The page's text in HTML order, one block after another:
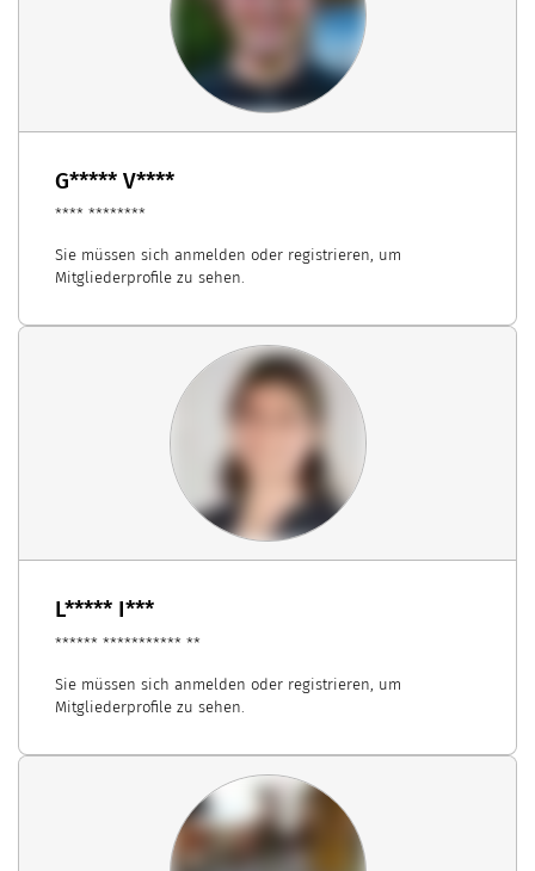
G***** V****
**** ********
Sie müssen sich anmelden oder registrieren, um
Mitgliederprofile zu sehen.
L***** I***
****** *********** **
Sie müssen sich anmelden oder registrieren, um
Mitgliederprofile zu sehen.